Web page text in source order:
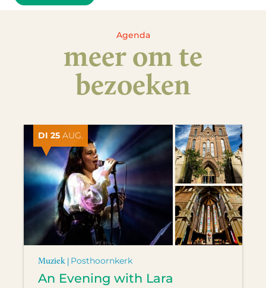
Agenda
meer om te
bezoeken
DI 25 AUG.
Muziek | Posthoornkerk
An Evening with Lara